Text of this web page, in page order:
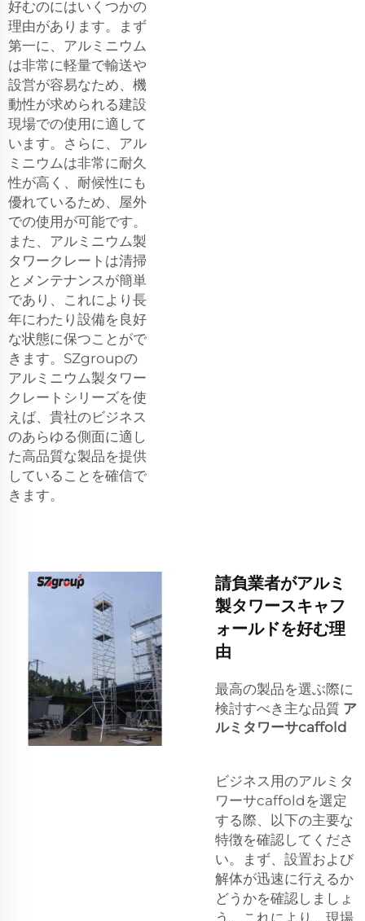
好むのにはいくつかの
理由があります。まず
第一に、アルミニウム
は非常に軽量で輸送や
設営が容易なため、機
動性が求められる建設
現場での使用に適して
います。さらに、アル
ミニウムは非常に耐久
性が高く、耐候性にも
優れているため、屋外
での使用が可能です。
また、アルミニウム製
タワークレートは清掃
とメンテナンスが簡単
であり、これにより長
年にわたり設備を良好
な状態に保つことがで
きます。SZgroupの
アルミニウム製タワー
クレートシリーズを使
えば、貴社のビジネス
のあらゆる側面に適し
た高品質な製品を提供
していることを確信で
きます。
請負業者がアルミ
製タワースキャフ
ォールドを好む理
由
最高の製品を選ぶ際に
検討すべき主な品質 ア
ルミタワーサcaffold
ビジネス用のアルミタ
ワーサcaffoldを選定
する際、以下の主要な
特徴を確認してくださ
い。まず、設置および
解体が迅速に行えるか
どうかを確認しましょ
う。これにより、現場